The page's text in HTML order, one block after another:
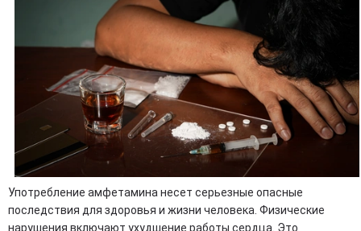
Употребление амфетамина несет серьезные опасные
последствия для здоровья и жизни человека. Физические
нарушения включают ухудшение работы сердца. Это